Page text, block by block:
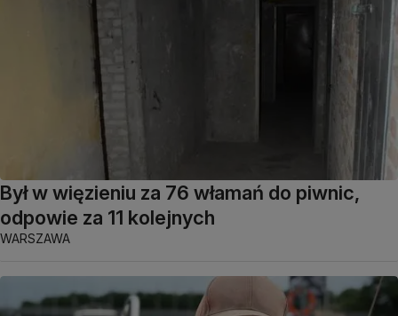
Był w więzieniu za 76 włamań do piwnic,
odpowie za 11 kolejnych
WARSZAWA